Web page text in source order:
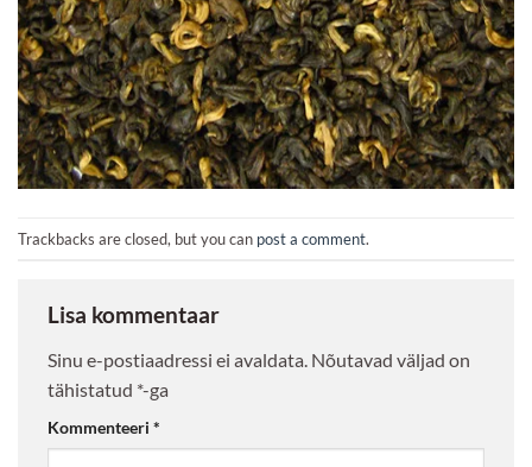
Trackbacks are closed, but you can post a comment.
Lisa kommentaar
Sinu e-postiaadressi ei avaldata. Nõutavad väljad on
tähistatud *-ga
Kommenteeri *